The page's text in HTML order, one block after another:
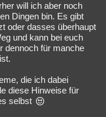
will ich aber noch
Dingen bin. Es gibt
oder dasses überhaupt
und kann bei euch
dennoch für manche
die ich dabei
diese Hinweise für
selbst